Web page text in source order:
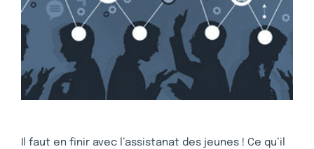
Il faut en finir avec l’assistanat des jeunes ! Ce qu’il